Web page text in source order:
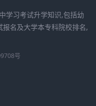
学习考试升学知识,包括幼
名及大学本专科院校排名,
号